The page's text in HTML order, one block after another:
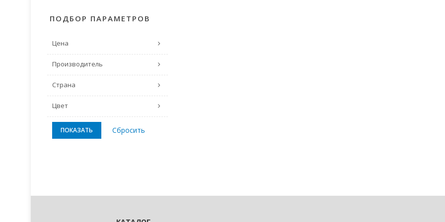
ПОДБОР ПАРАМЕТРОВ
Цена
Производитель
Страна
Цвет